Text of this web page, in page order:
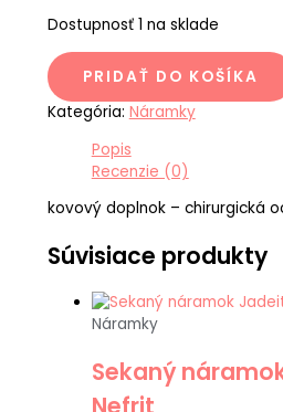
Dostupnosť 1 na sklade
PRIDAŤ DO KOŠÍKA
Kategória: Náramky
Popis
Recenzie (0)
kovový doplnok – chirurgická
Súvisiace produkty
Náramky
Sekaný